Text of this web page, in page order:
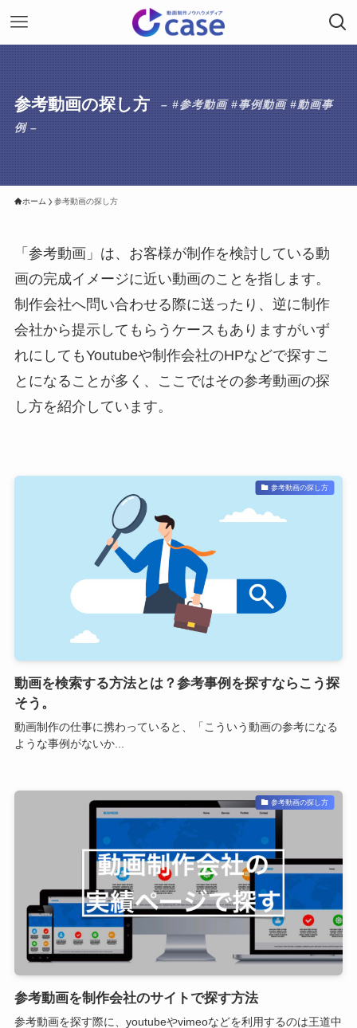
参考動画の探し方
– #参考動画 #事例動画 #動画事
例 –
ホーム 参考動画の探し方
「参考動画」は、お客様が制作を検討している動
画の完成イメージに近い動画のことを指します。
制作会社へ問い合わせる際に送ったり、逆に制作
会社から提示してもらうケースもありますがいず
れにしてもYoutubeや制作会社のHPなどで探すこ
とになることが多く、ここではその参考動画の探
し方を紹介しています。
参考動画の探し方
動画を検索する方法とは？参考事例を探すならこう探
そう。
動画制作の仕事に携わっていると、「こういう動画の参考になる
ような事例がないか...
参考動画の探し方
参考動画を制作会社のサイトで探す方法
参考動画を探す際に、youtubeやvimeoなどを利用するのは王道中